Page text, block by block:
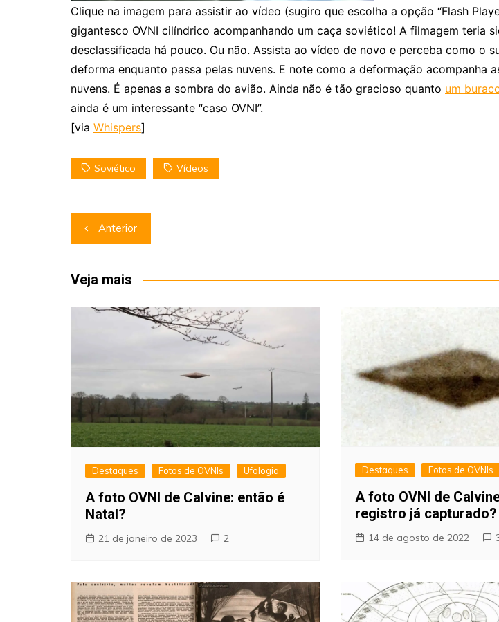
Clique na imagem para assistir ao vídeo (sugiro que escolha a opção “Flash
gigantesco OVNI cilíndrico acompanhando um caça soviético! A filmagem teria
desclassificada há pouco. Ou não. Assista ao vídeo de novo e perceba como o
deforma enquanto passa pelas nuvens. E note como a deformação acompanha
nuvens. É apenas a sombra do avião. Ainda não é tão gracioso quanto um
ainda é um interessante “caso OVNI”.
[via Whispers]
Soviético Vídeos
Navegação
de
Post
Anterior
Veja mais
Destaques Fotos de OVNIs Ufologia
A foto OVNI de Calvine: então é
Natal?
21 de janeiro de 2023 2
Destaques Fotos de OVNIs
A foto OVNI de
registro já capturado?
14 de agosto de 2022